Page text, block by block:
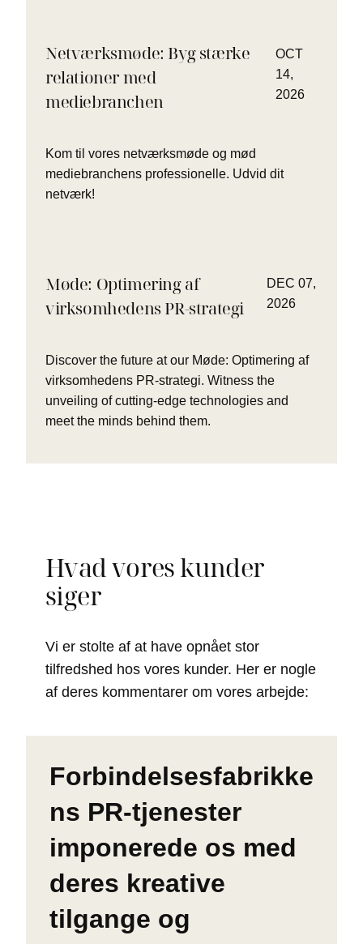
Netværksmøde: Byg stærke
relationer med
mediebranchen
OCT
14,
2026
Kom til vores netværksmøde og mød
mediebranchens professionelle. Udvid dit
netværk!
Møde: Optimering af
virksomhedens PR-strategi
DEC 07,
2026
Discover the future at our Møde: Optimering af
virksomhedens PR-strategi. Witness the
unveiling of cutting-edge technologies and
meet the minds behind them.
Hvad vores kunder
siger
Vi er stolte af at have opnået stor
tilfredshed hos vores kunder. Her er nogle
af deres kommentarer om vores arbejde:
Forbindelsesfabrikke
ns PR-tjenester
imponerede os med
deres kreative
tilgange og